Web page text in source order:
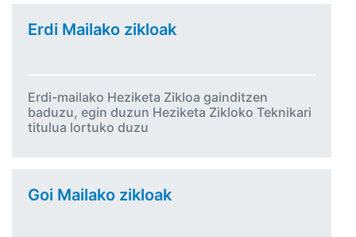
Erdi Mailako zikloak
Erdi-mailako Heziketa Zikloa gainditzen
baduzu, egin duzun Heziketa Zikloko Teknikari
titulua lortuko duzu
Goi Mailako zikloak